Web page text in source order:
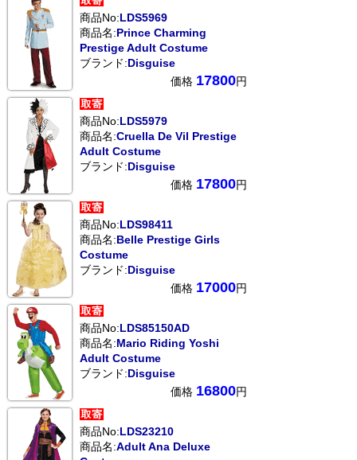
商品No:LDS5969
商品名:Prince Charming
Prestige Adult Costume
ブランド:Disguise
価格 17800円
商品No:LDS5979
商品名:Cruella De Vil Prestige
Adult Costume
ブランド:Disguise
価格 17800円
商品No:LDS98411
商品名:Belle Prestige Girls
Costume
ブランド:Disguise
価格 17000円
商品No:LDS85150AD
商品名:Mario Riding Yoshi
Adult Costume
ブランド:Disguise
価格 16800円
商品No:LDS23210
商品名:Adult Ana Deluxe